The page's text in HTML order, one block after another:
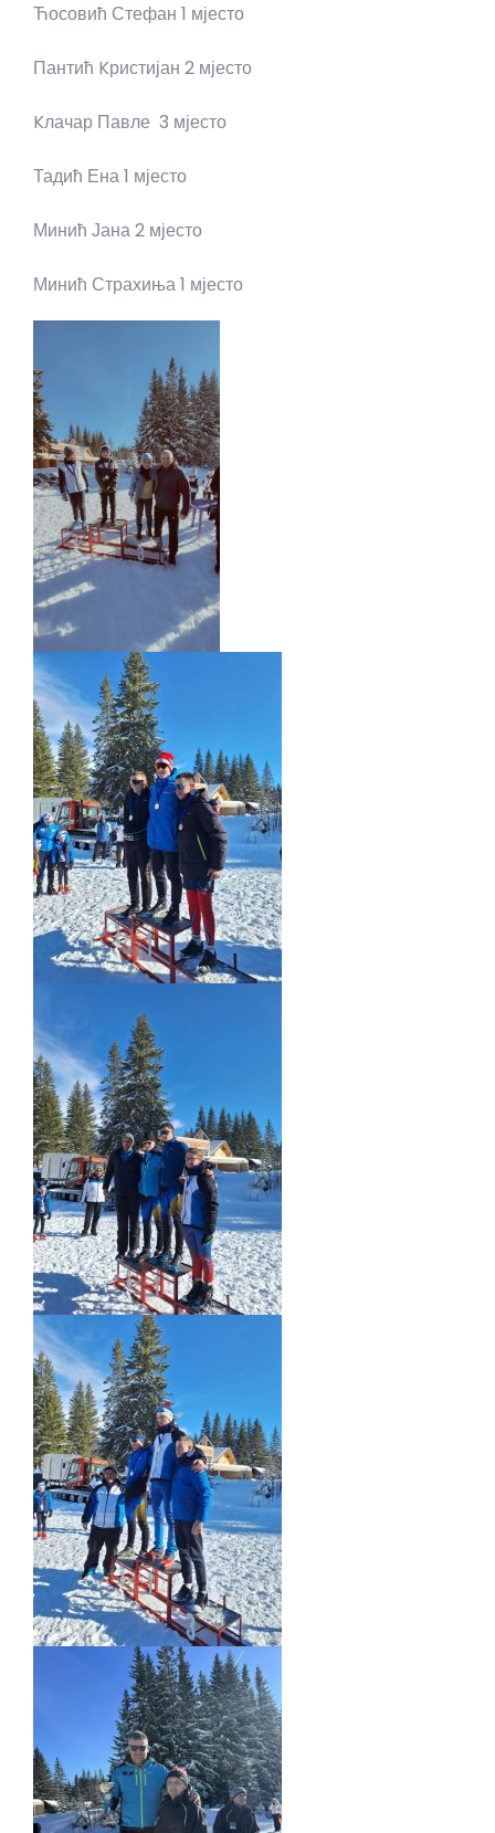
Ћосовић Стефан 1 мјесто
Пантић Kристијан 2 мјесто
Kлачар Павле 3 мјесто
Тадић Ена 1 мјесто
Минић Јана 2 мјесто
Минић Страхиња 1 мјесто